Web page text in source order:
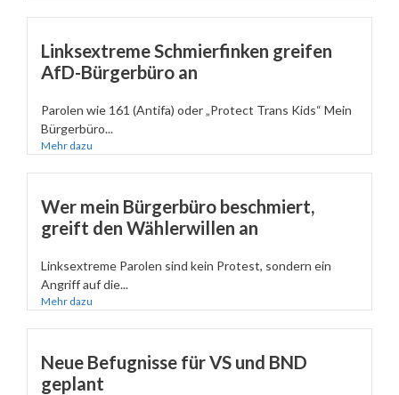
Linksextreme Schmierfinken greifen
AfD-Bürgerbüro an
Parolen wie 161 (Antifa) oder „Protect Trans Kids“ Mein
Bürgerbüro...
Mehr dazu
Wer mein Bürgerbüro beschmiert,
greift den Wählerwillen an
Linksextreme Parolen sind kein Protest, sondern ein
Angriff auf die...
Mehr dazu
Neue Befugnisse für VS und BND
geplant